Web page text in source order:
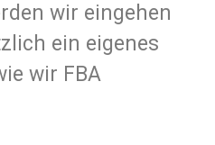
wir eingehen
ein eigenes
wir FBA